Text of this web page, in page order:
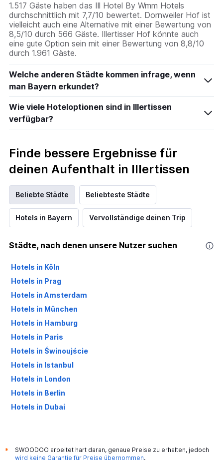
1.517 Gäste haben das Ill Hotel By Wmm Hotels
durchschnittlich mit 7,7/10 bewertet. Dornweiler Hof ist
vielleicht auch eine Alternative mit einer Bewertung von
8,5/10 durch 566 Gäste. Illertisser Hof könnte auch
eine gute Option sein mit einer Bewertung von 8,8/10
durch 1.961 Gäste.
Welche anderen Städte kommen infrage, wenn
man Bayern erkundet?
Wie viele Hoteloptionen sind in Illertissen
verfügbar?
Finde bessere Ergebnisse für
deinen Aufenthalt in Illertissen
Beliebte Städte Beliebteste Städte
Hotels in Bayern Vervollständige deinen Trip
Städte, nach denen unsere Nutzer suchen
Hotels in Köln
Hotels in Prag
Hotels in Amsterdam
Hotels in München
Hotels in Hamburg
Hotels in Paris
Hotels in Świnoujście
Hotels in Istanbul
Hotels in London
Hotels in Berlin
Hotels in Dubai
*
SWOODOO arbeitet hart daran, genaue Preise zu erhalten, jedoch
wird keine Garantie für Preise übernommen.